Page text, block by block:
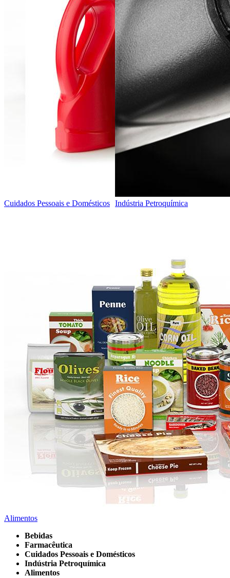
Cuidados Pessoais e Domésticos Indústria Petroquímica
Alimentos
Bebidas
Farmacêutica
Cuidados Pessoais e Domésticos
Indústria Petroquímica
Alimentos